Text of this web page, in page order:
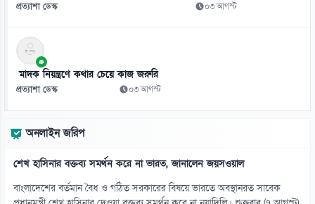
প্রত্যাশা ডেস্ক ০৩ আগস্ট
মাদক নিয়ন্ত্রণে কথার চেয়ে কাজ জরুরি
প্রত্যাশা ডেস্ক ০৩ আগস্ট
অনলাইন জরিপ
শেখ হাসিনার বক্তব্য সমর্থন করে না ভারত, জানালেন জয়সওয়াল
বাংলাদেশের বর্তমান বৈধ ও গঠিত সরকারের বিষয়ে ভারতে অবস্থানরত সাবেক